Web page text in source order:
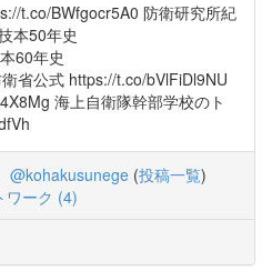
t.co/BWfgocr5A0 防衛研究所紀
本50年史
60年史
省公式 https://t.co/bVlFiDl9NU
海上自衛隊幹部学校のト
@kohakusunege (投稿一覧)
ワーク (4)